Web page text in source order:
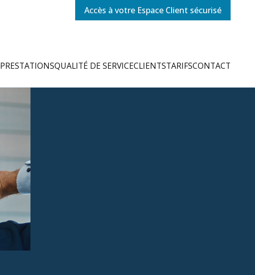
Accès à votre Espace Client sécurisé
PRESTATIONSQUALITÉ DE SERVICECLIENTSTARIFSCONTACT